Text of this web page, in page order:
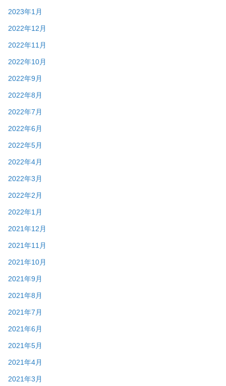
2023年1月
2022年12月
2022年11月
2022年10月
2022年9月
2022年8月
2022年7月
2022年6月
2022年5月
2022年4月
2022年3月
2022年2月
2022年1月
2021年12月
2021年11月
2021年10月
2021年9月
2021年8月
2021年7月
2021年6月
2021年5月
2021年4月
2021年3月